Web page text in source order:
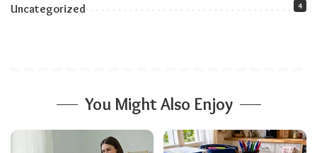
Uncategorized 4
You Might Also Enjoy